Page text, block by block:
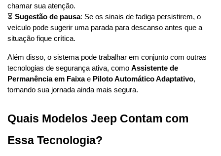
chamar sua atenção.
⏳ Sugestão de pausa: Se os sinais de fadiga persistirem, o
veículo pode sugerir uma parada para descanso antes que a
situação fique crítica.
Além disso, o sistema pode trabalhar em conjunto com outras
tecnologias de segurança ativa, como Assistente de
Permanência em Faixa e Piloto Automático Adaptativo,
tornando sua jornada ainda mais segura.
Quais Modelos Jeep Contam com
Essa Tecnologia?